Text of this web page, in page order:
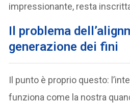
impressionante, resta
Il problema
generazione dei fini
Il punto è proprio questo:
funziona come la nostra